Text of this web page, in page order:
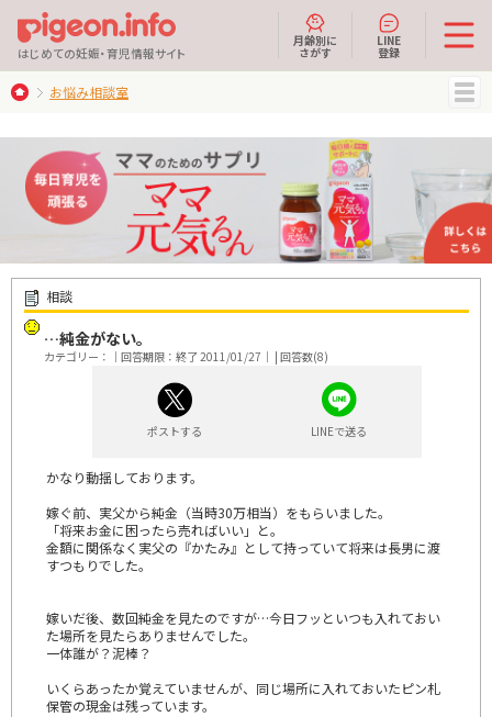
はじめての妊娠・育児情報サイト
月齢別に
さがす
LINE
登録
お悩み相談室
相談
…純金がない。
カテゴリー：｜回答期限：終了 2011/01/27｜ | 回答数(8)
ポストする LINEで送る
かなり動揺しております。
嫁ぐ前、実父から純金（当時30万相当）をもらいました。
「将来お金に困ったら売ればいい」と。
金額に関係なく実父の『かたみ』として持っていて将来は長男に渡
すつもりでした。
嫁いだ後、数回純金を見たのですが…今日フッといつも入れておい
た場所を見たらありませんでした。
一体誰が？泥棒？
いくらあったか覚えていませんが、同じ場所に入れておいたピン札
保管の現金は残っています。